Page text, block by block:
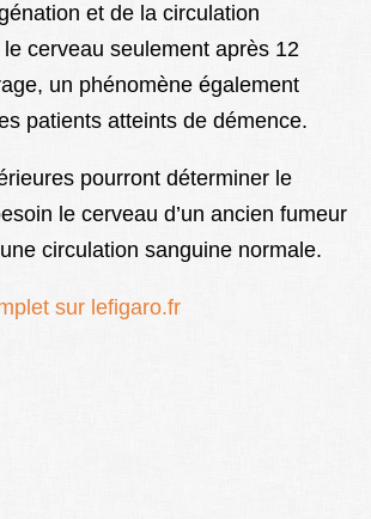
et de la circulation
cerveau seulement après 12
un phénomène également
patients atteints de démence.
pourront déterminer le
le cerveau d’un ancien fumeur
circulation sanguine normale.
sur lefigaro.fr